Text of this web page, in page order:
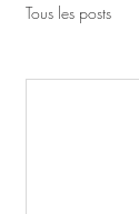
Tous les posts